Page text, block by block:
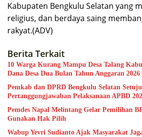
Kabupaten Bengkulu Selatan yang
religius, dan berdaya saing
rakyat.(ADV)
Berita Terkait
10 Warga Kurang Mampu Desa Talang
Dana Desa Dua Bulan Tahun Anggaran 2026
Pemkab dan DPRD Bengkulu Selatan
Pertanggungjawaban Pelaksanaan APBD
Pemdes Napal Melintang Gelar Pemilihan
Gunakan Hak Pilih
Wabup Yevri Sudianto Ajak Masyarakat